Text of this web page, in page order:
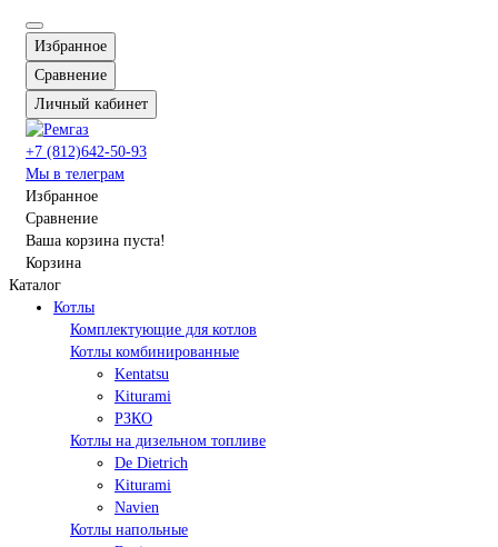
Избранное
Сравнение
Личный кабинет
+7 (812)642-50-93
Мы в телеграм
Избранное
Сравнение
Ваша корзина пуста!
Корзина
Каталог
Котлы
Комплектующие для котлов
Котлы комбинированные
Kentatsu
Kiturami
РЗКО
Котлы на дизельном топливе
De Dietrich
Kiturami
Navien
Котлы напольные